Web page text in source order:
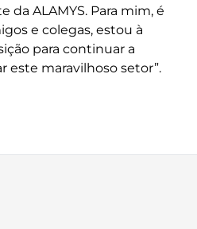
da ALAMYS. Para mim, é
e colegas, estou à
para continuar a
este maravilhoso setor”.